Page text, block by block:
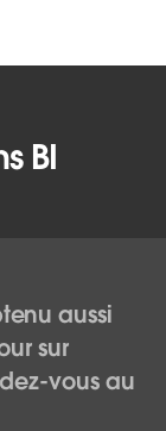
BI
les services IT
qui implique
sur l'évaluation
pour aider l'IT à
aussi
sur
vous au